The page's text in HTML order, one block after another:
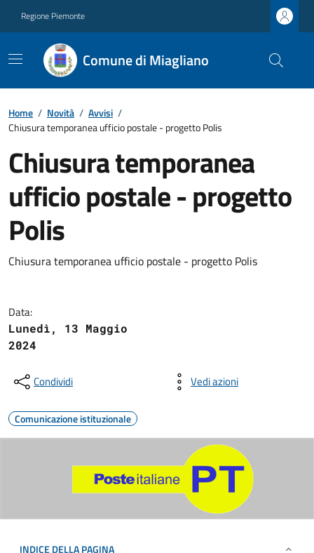
Regione Piemonte
Comune di Miagliano
Home / Novità / Avvisi /
Chiusura temporanea ufficio postale - progetto Polis
Chiusura temporanea
ufficio postale - progetto
Polis
Chiusura temporanea ufficio postale - progetto Polis
Data:
Lunedì, 13 Maggio
2024
Condividi Vedi azioni
Comunicazione istituzionale
INDICE DELLA PAGINA